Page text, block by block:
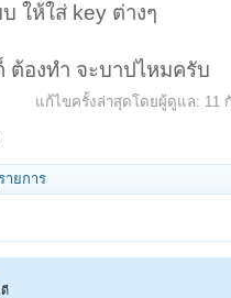
บ ให้ใส่ key ต่างๆ
ต้องทำ จะบาปไหมครับ
แก้ไขครั้งล่าสุดโดยผู้ดูแล: 11
ายการ